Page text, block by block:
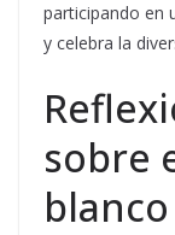
participando en
y celebra la
sobre